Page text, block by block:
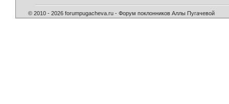
© 2010 - 2026 forumpugacheva.ru - Форум поклонников Аллы Пугачевой